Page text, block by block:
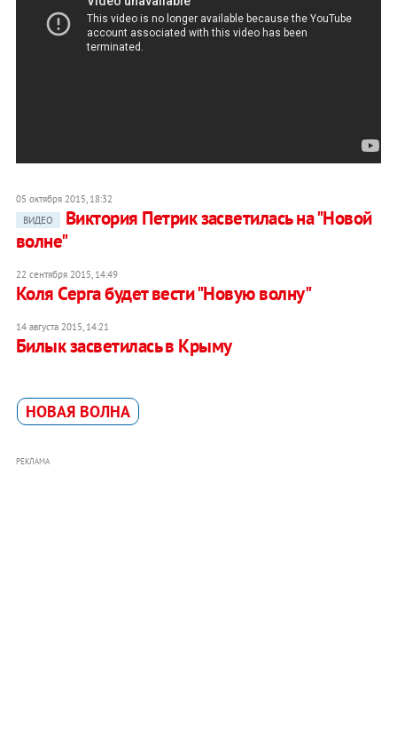
05 октября 2015, 18:32
ВИДЕО
Виктория Петрик засветилась на "Новой
волне"
22 сентября 2015, 14:49
Коля Серга будет вести "Новую волну"
14 августа 2015, 14:21
Билык засветилась в Крыму
НОВАЯ ВОЛНА
РЕКЛАМА